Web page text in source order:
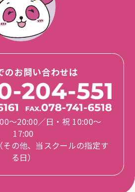
とんどがAT車というのが現状
MT車が無ければまず運転する
思います。当スクールの入校
AT車限定で入校されていま
料ですか？
スは事前予約制で無料にて
ます。
き時にもお使いいただけま
必要）
にバスはありますか？
２１：００/平日 １８：０
入校は出来ますか？
２週間前から入校可能です。
教習のみきわめは１６才に
。
で悩んでいますが・・・？
教習所で取れるようになっ
の方々の入校が増えていま
の趣味として挑戦されるの
す。不安な方は安心プラン
ていますか？
比較的空いていますが、あ
のお問い合わせは
〜20:00／日・祝 10:00〜
17:00
の他、当スクールの指定す
る日）